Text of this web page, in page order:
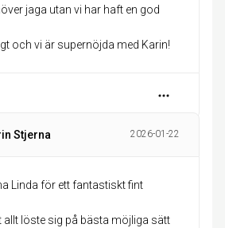
jaga utan vi har haft en god
och vi är supernöjda med Karin!
Stjerna 2026-01-22
Linda för ett fantastiskt fint
allt löste sig på bästa möjliga sätt